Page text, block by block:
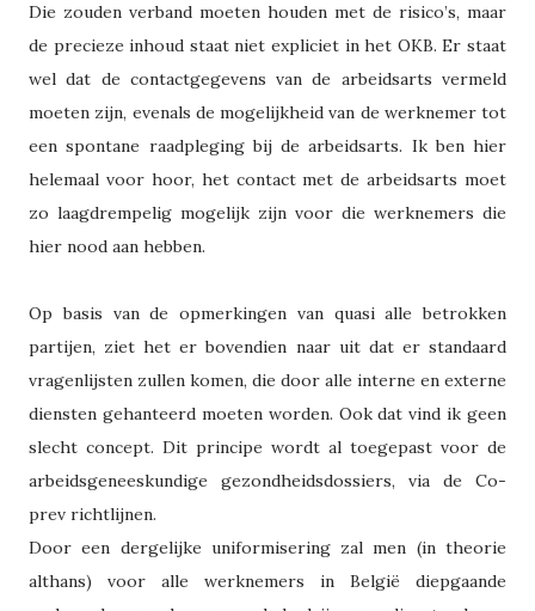
Die zouden verband moeten houden met de risico’s, maar
de precieze inhoud staat niet expliciet in het OKB. Er staat
wel dat de contactgegevens van de arbeidsarts vermeld
moeten zijn, evenals de mogelijkheid van de werknemer tot
een spontane raadpleging bij de arbeidsarts. Ik ben hier
helemaal voor hoor, het contact met de arbeidsarts moet
zo laagdrempelig mogelijk zijn voor die werknemers die
hier nood aan hebben.
Op basis van de opmerkingen van quasi alle betrokken
partijen, ziet het er bovendien naar uit dat er standaard
vragenlijsten zullen komen, die door alle interne en externe
diensten gehanteerd moeten worden. Ook dat vind ik geen
slecht concept. Dit principe wordt al toegepast voor de
arbeidsgeneeskundige gezondheidsdossiers, via de Co-
prev richtlijnen.
Door een dergelijke uniformisering zal men (in theorie
althans) voor alle werknemers in België diepgaande